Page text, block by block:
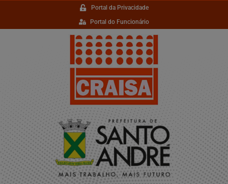
Portal da Privacidade
Portal do Funcionário